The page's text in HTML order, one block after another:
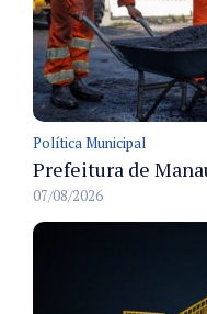
Política Municipal
07/08/2026